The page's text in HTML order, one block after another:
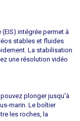
intégrée permet à
stables et fluides
La stabilisation
une résolution vidéo
plonger jusqu'à
marin. Le boîtier
les roches, la